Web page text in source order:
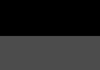
en youtube